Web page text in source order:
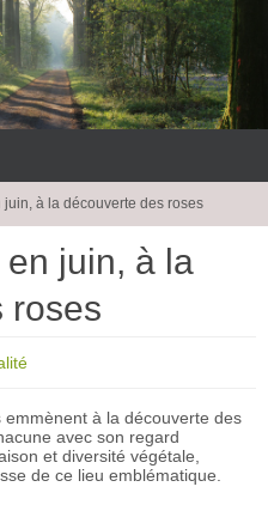
à la découverte des roses
juin, à la
roses
à la découverte des
avec son regard
et diversité végétale,
de ce lieu emblématique.